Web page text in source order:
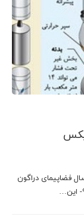
فضاپیمای دراگون